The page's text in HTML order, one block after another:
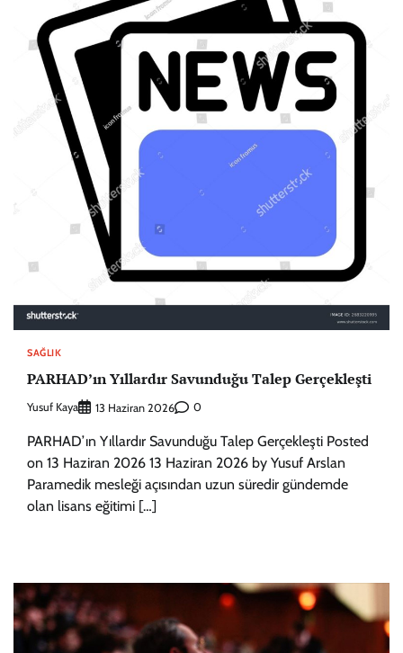
SAĞLIK
PARHAD’ın Yıllardır Savunduğu Talep Gerçekleşti
Yusuf Kaya 13 Haziran 2026 0
PARHAD’ın Yıllardır Savunduğu Talep Gerçekleşti Posted
on 13 Haziran 2026 13 Haziran 2026 by Yusuf Arslan
Paramedik mesleği açısından uzun süredir gündemde
olan lisans eğitimi […]